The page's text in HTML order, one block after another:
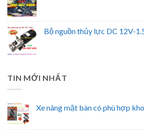
Bộ nguồn thủy lực DC 12V-
TIN MỚI NHẤT
Xe nâng mặt bàn có phù hợp